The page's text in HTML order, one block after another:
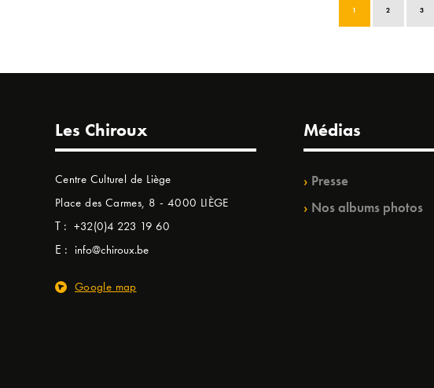
1 2 3
Les Chiroux
Centre Culturel de Liège
Place des Carmes, 8 - 4000 LIÈGE
T : +32(0)4 223 19 60
E : info@chiroux.be
Google map
Médias
Presse
Nos albums photos